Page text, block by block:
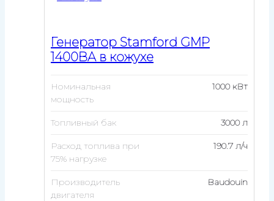
Генератор Stamford GMP
1400BA в кожухе
Номинальная
мощность
1000 кВт
Топливный бак 3000 л
Расход топлива при
75% нагрузке
190.7 л/ч
Производитель
двигателя
Baudouin